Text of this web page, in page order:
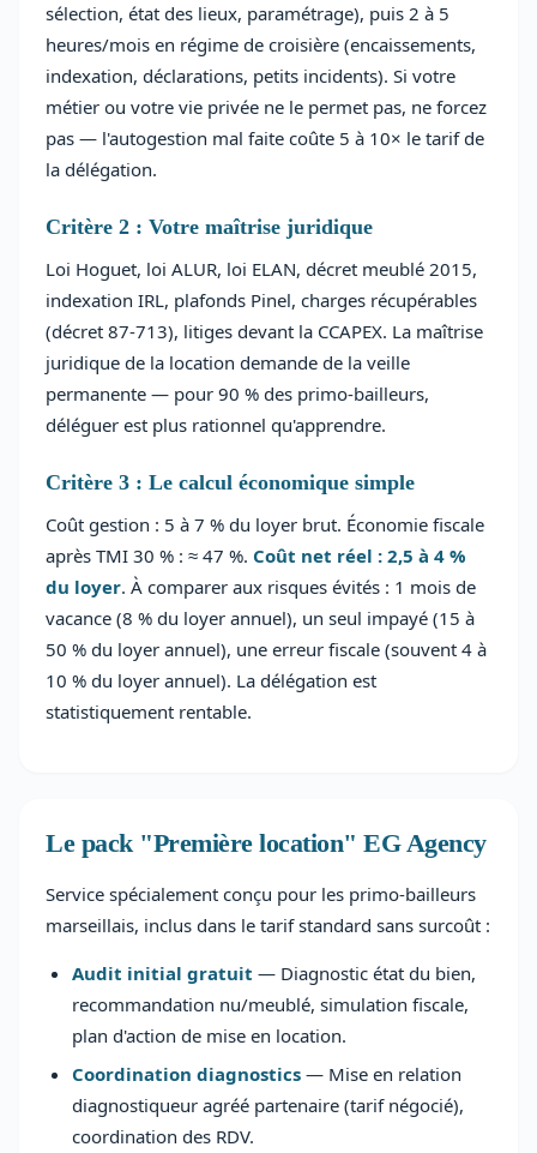
sélection, état des lieux, paramétrage), puis 2 à 5
heures/mois en régime de croisière (encaissements,
indexation, déclarations, petits incidents). Si votre
métier ou votre vie privée ne le permet pas, ne forcez
pas — l'autogestion mal faite coûte 5 à 10× le tarif de
la délégation.
Critère 2 : Votre maîtrise juridique
Loi Hoguet, loi ALUR, loi ELAN, décret meublé 2015,
indexation IRL, plafonds Pinel, charges récupérables
(décret 87-713), litiges devant la CCAPEX. La maîtrise
juridique de la location demande de la veille
permanente — pour 90 % des primo-bailleurs,
déléguer est plus rationnel qu'apprendre.
Critère 3 : Le calcul économique simple
Coût gestion : 5 à 7 % du loyer brut. Économie fiscale
après TMI 30 % : ≈ 47 %. Coût net réel : 2,5 à 4 %
du loyer. À comparer aux risques évités : 1 mois de
vacance (8 % du loyer annuel), un seul impayé (15 à
50 % du loyer annuel), une erreur fiscale (souvent 4 à
10 % du loyer annuel). La délégation est
statistiquement rentable.
Le pack "Première location" EG Agency
Service spécialement conçu pour les primo-bailleurs
marseillais, inclus dans le tarif standard sans surcoût :
Audit initial gratuit — Diagnostic état du bien,
recommandation nu/meublé, simulation fiscale,
plan d'action de mise en location.
Coordination diagnostics — Mise en relation
diagnostiqueur agréé partenaire (tarif négocié),
coordination des RDV.